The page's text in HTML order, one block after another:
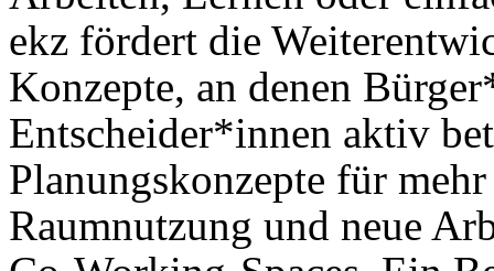
ekz fördert die
Konzepte, an denen
Entscheider*innen aktiv
Planungskonzepte für
Raumnutzung und neue